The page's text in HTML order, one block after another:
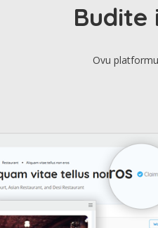
Budite
Ovu